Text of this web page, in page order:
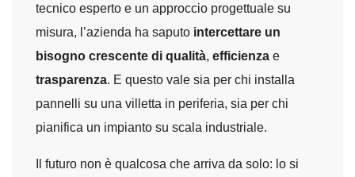
tecnico esperto e un approccio progettuale su
misura, l’azienda ha saputo intercettare un
bisogno crescente di qualità, efficienza e
trasparenza. E questo vale sia per chi installa
pannelli su una villetta in periferia, sia per chi
pianifica un impianto su scala industriale.
Il futuro non è qualcosa che arriva da solo: lo si